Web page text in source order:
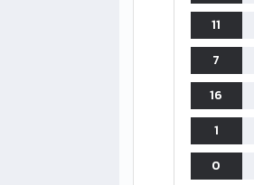
11
7
16
1
0
Squadra